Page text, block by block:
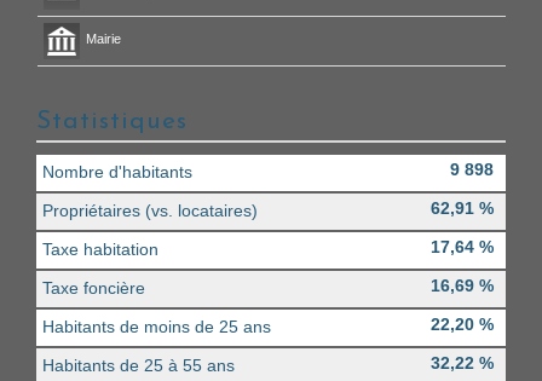
Mairie
Statistiques
Nombre d'habitants 9 898
Propriétaires (vs. locataires) 62,91 %
Taxe habitation 17,64 %
Taxe foncière 16,69 %
Habitants de moins de 25 ans 22,20 %
Habitants de 25 à 55 ans 32,22 %